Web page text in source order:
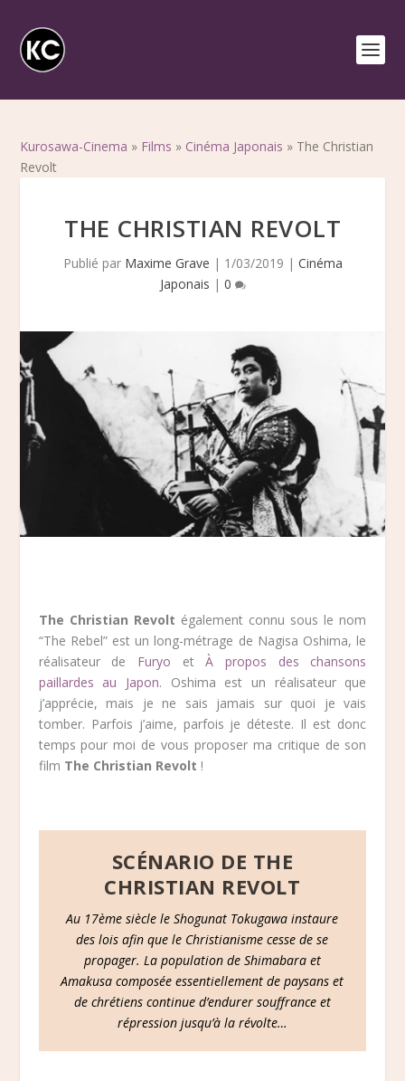
Kurosawa-Cinema » Films » Cinéma Japonais » The Christian
Revolt
THE CHRISTIAN REVOLT
Publié par Maxime Grave | 1/03/2019 | Cinéma
Japonais | 0
The Christian Revolt également connu sous le nom
“The Rebel” est un long-métrage de Nagisa Oshima, le
réalisateur de Furyo etÀ propos des chansons
paillardes au Japon. Oshima est un réalisateur que
j’apprécie, mais je ne sais jamais sur quoi je vais
tomber. Parfois j’aime, parfois je déteste. Il est donc
temps pour moi de vous proposer ma critique de son
film The Christian Revolt !
SCÉNARIO DE THE
CHRISTIAN REVOLT
Au 17ème siècle le Shogunat Tokugawa instaure
des lois afin que le Christianisme cesse de se
propager. La population de Shimabara et
Amakusa composée essentiellement de paysans et
de chrétiens continue d’endurer souffrance et
répression jusqu’à la révolte…